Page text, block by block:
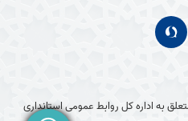
به اداره کل روابط عمومی استانداری